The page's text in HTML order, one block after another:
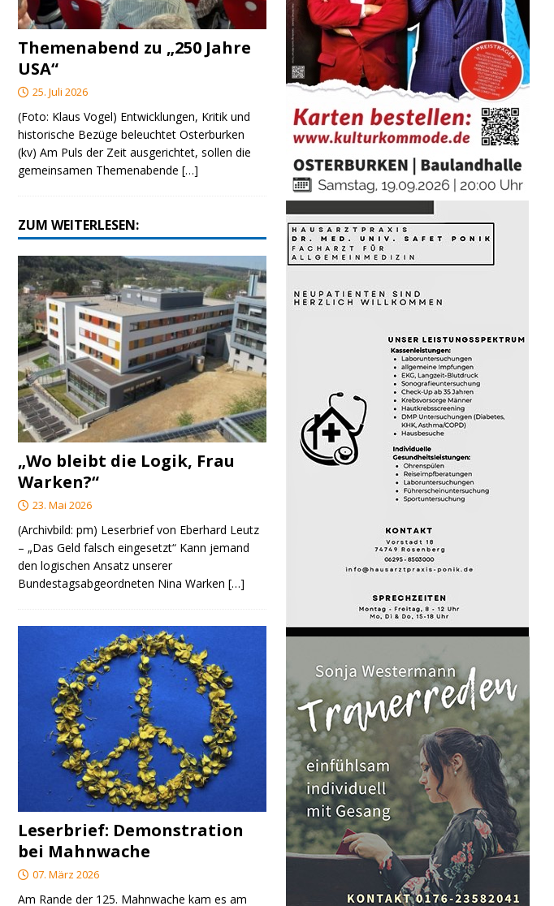
JUGEND/BILDUNG
Themenabend zu „250 Jahre
USA“
25. Juli 2026
(Foto: Klaus Vogel) Entwicklungen, Kritik und
historische Bezüge beleuchtet Osterburken
(kv) Am Puls der Zeit ausgerichtet, sollen die
gemeinsamen Themenabende[…]
ZUM WEITERLESEN:
„Wo bleibt die Logik, Frau
Warken?“
23. Mai 2026
(Archivbild: pm) Leserbrief von Eberhard Leutz
– „Das Geld falsch eingesetzt“ Kann jemand
den logischen Ansatz unserer
Bundestagsabgeordneten Nina Warken[…]
Leserbrief: Demonstration
bei Mahnwache
07. März 2026
Am Rande der 125. Mahnwache kam es am